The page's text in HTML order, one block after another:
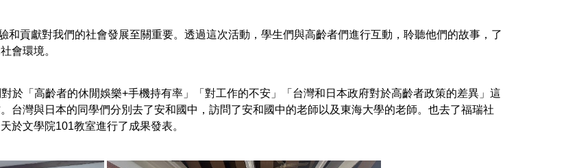
貢獻對我們的社會發展至關重要。透過這次活動，學生們與高齡者們進行互動，聆聽他們的故事，了
會環境。
「高齡者的休閒娛樂+手機持有率」「對工作的不安」「台灣和日本政府對於高齡者政策的差異」這
台灣與日本的同學們分別去了安和國中，訪問了安和國中的老師以及東海大學的老師。也去了福瑞社
於文學院101教室進行了成果發表。